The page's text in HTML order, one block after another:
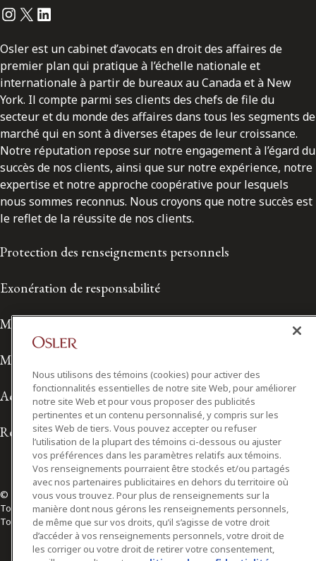
Instagram
Twitter
LinkedIn
Osler est un cabinet d’avocats en droit des affaires de
premier plan qui pratique à l’échelle nationale et
internationale à partir de bureaux au Canada et à New
York. Il compte parmi ses clients des chefs de file du
secteur et du monde des affaires dans tous les segments de
marché qui en sont à diverses étapes de leur croissance.
Notre réputation repose sur notre engagement à l’égard du
succès de nos clients, ainsi que sur notre expérience, notre
expertise et notre approche coopérative pour lesquels
nous sommes reconnus. Nous croyons que notre succès est
le reflet de la réussite de nos clients.
Protection des renseignements personnels
Exonération de responsabilité
Modalités de prestation de services
Modalités d'utilisation
Accessibilité
Relations avec les médias
© 2026 Osler, Hoskin & Harcourt S.E.N.C.R.L./s.r.l.
Tous droits réservés
Toronto | Montréal | Calgary | Vancouver | Ottawa | New York
Nous utilisons des témoins (cookies) pour activer des
fonctionnalités essentielles de notre site Web, pour améliorer
notre site Web et pour vous proposer des publicités
pertinentes et un contenu personnalisé, y compris sur les
sites Web de tiers. Vous pouvez accepter ou refuser
l’utilisation de la plupart des témoins ci-dessous ou ajuster
vos préférences dans les paramètres relatifs aux témoins.
Vos renseignements pourraient être stockés et/ou partagés
avec nos partenaires publicitaires en dehors du territoire où
vous vous trouvez. Pour plus de renseignements sur la
manière dont nous gérons les renseignements personnels,
de même que sur vos droits, qu’il s’agisse de votre droit
d’accéder à vos renseignements personnels, votre droit de
les corriger ou votre droit de retirer votre consentement,